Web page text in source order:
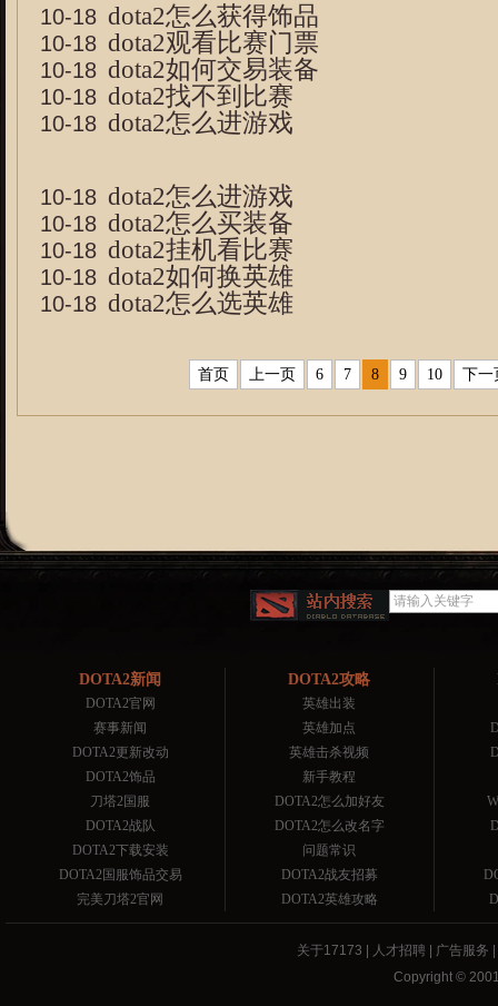
10-18 dota2怎么获得饰品
10-18 dota2观看比赛门票
10-18 dota2如何交易装备
10-18 dota2找不到比赛
10-18 dota2怎么进游戏
10-18 dota2怎么进游戏
10-18 dota2怎么买装备
10-18 dota2挂机看比赛
10-18 dota2如何换英雄
10-18 dota2怎么选英雄
首页 上一页 6 7 8 9 10 下一
DOTA2新闻
DOTA2官网
赛事新闻
DOTA2更新改动
DOTA2饰品
刀塔2国服
DOTA2战队
DOTA2下载安装
DOTA2国服饰品交易
完美刀塔2官网
DOTA2攻略
英雄出装
英雄加点
英雄击杀视频
新手教程
DOTA2怎么加好友
DOTA2怎么改名字
问题常识
DOTA2战友招募
DOTA2英雄攻略
关于17173 人才招聘 广告服务
Copyright ©